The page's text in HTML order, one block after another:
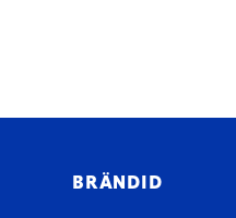
BRÄNDID